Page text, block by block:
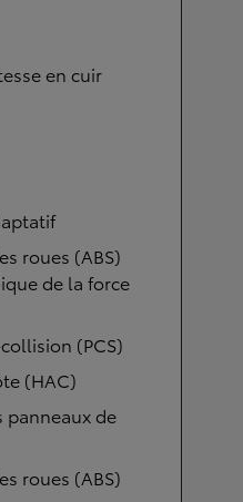
en cuir
roues (ABS)
de la force
(PCS)
(HAC)
panneaux de
roues (ABS)